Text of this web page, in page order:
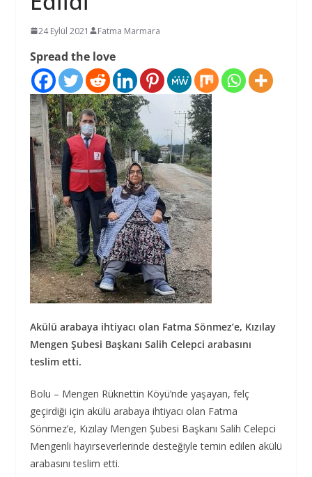
24 Eylül 2021 Fatma Marmara
Spread the love
Akülü arabaya ihtiyacı olan Fatma Sönmez’e, Kızılay
Mengen Şubesi Başkanı Salih Celepci arabasını
teslim etti.
Bolu – Mengen Rüknettin Köyü’nde yaşayan, felç
geçirdiği için akülü arabaya ihtiyacı olan Fatma
Sönmez’e, Kızılay Mengen Şubesi Başkanı Salih Celepci
Mengenli hayırseverlerinde desteğiyle temin edilen akülü
arabasını teslim etti.